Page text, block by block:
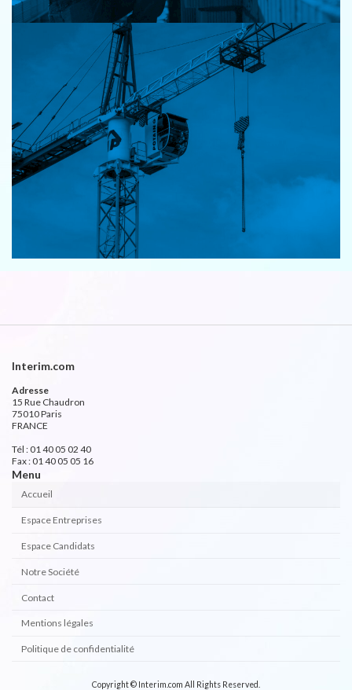
Interim.com
Adresse
15 Rue Chaudron
75010 Paris
FRANCE
Tél : 01 40 05 02 40
Fax : 01 40 05 05 16
Menu
Accueil
Espace Entreprises
Espace Candidats
Notre Société
Contact
Mentions légales
Politique de confidentialité
Copyright © Interim.com All Rights Reserved.